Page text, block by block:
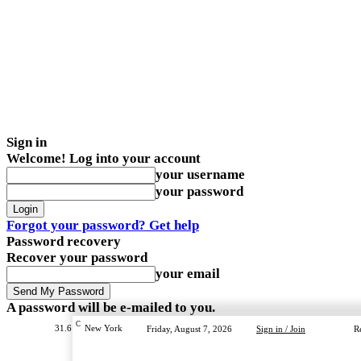
Sign in
Welcome! Log into your account
your username
your password
Forgot your password? Get help
Password recovery
Recover your password
your email
A password will be e-mailed to you.
31.6 C New York Friday, August 7, 2026 Sign in / Join